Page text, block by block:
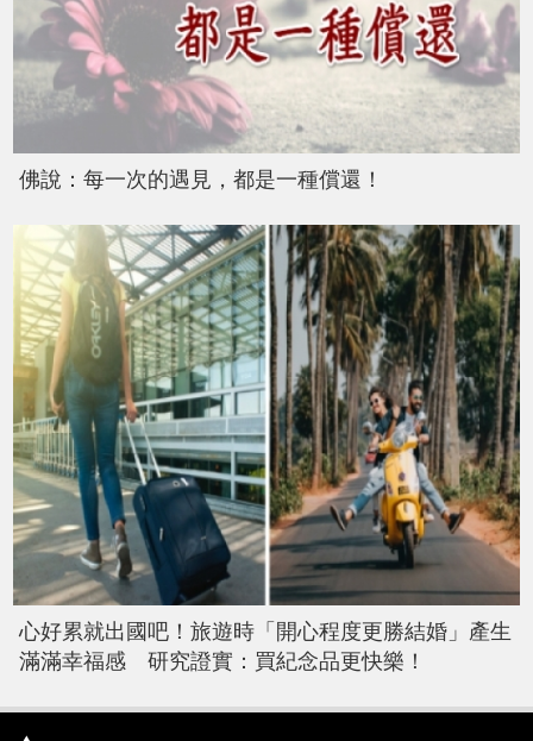
佛說：每一次的遇見，都是一種償還！
心好累就出國吧！旅遊時「開心程度更勝結婚」產生
滿滿幸福感 研究證實：買紀念品更快樂！